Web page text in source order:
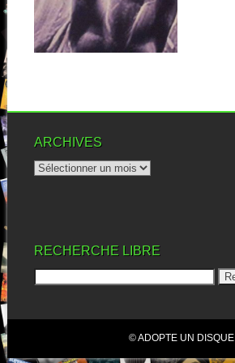
connaît surtout U2, les Corrs
et...
ARCHIVES
RECHERCHE LIBRE
© ADOPTE UN DISQUE